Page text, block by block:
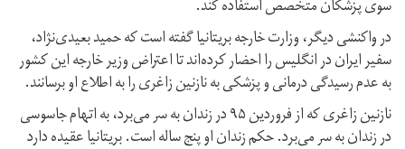
سوی پزشکان متخصص استفاده کند.
در واکنشی دیگر، وزارت خارجه بریتانیا گفته است که حمید بعیدی‌نژاد،
سفیر ایران در انگلیس را احضار کرده‌اند تا اعتراض وزیر خارجه این کشور
به عدم رسیدگی درمانی و پزشکی به نازنین زاغری را به اطلاع او برسانند.
نازنین زاغری که از فروردین ۹۵ در زندان به سر می‌برد، به اتهام جاسوسی
در زندان به سر می‌برد. حکم زندان او پنج ساله است. بریتانیا عقیده دارد